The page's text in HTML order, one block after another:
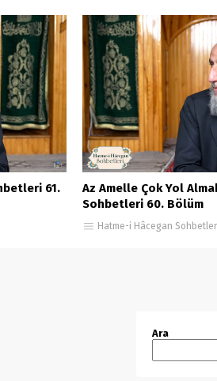
61.
Az Amelle Çok Yol
Sohbetleri 60. Bölüm
Hatme-i Hâcegan